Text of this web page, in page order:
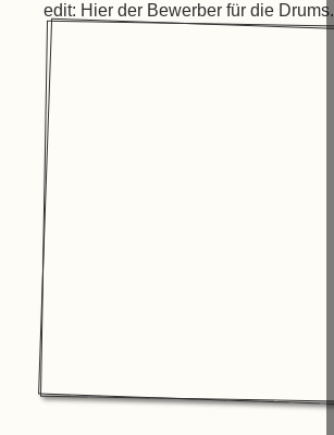
edit: Hier der Bewerber für die Drums.